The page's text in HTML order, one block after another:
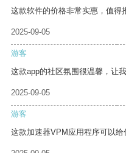
这款软件的价格非常实惠，值得
2025-09-05
游客
这款app的社区氛围很温馨，让
2025-09-05
游客
这款加速器VPM应用程序可以给